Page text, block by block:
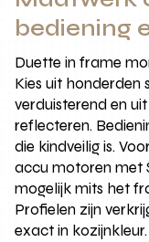
bediening
Duette in frame
Kies uit
verduisterend en
reflecteren.
die kindveilig is.
accu motoren met
mogelijk mits het
Profielen zijn
exact in kozijnkleur.